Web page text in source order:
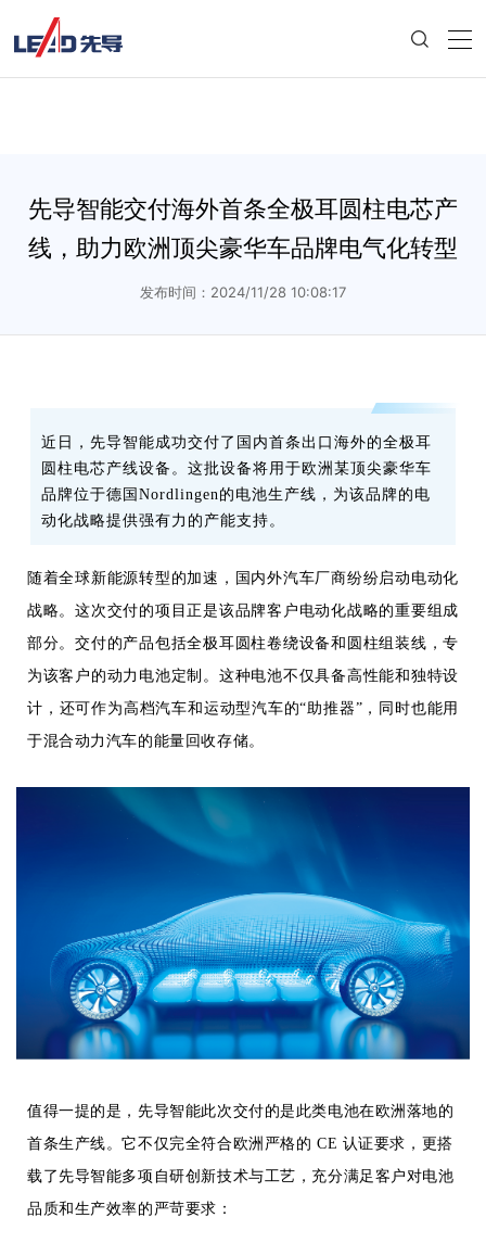
先导智能交付海外首条全极耳圆柱电芯产
线，助力欧洲顶尖豪华车品牌电气化转型
发布时间：2024/11/28 10:08:17
近日，先导智能成功交付了国内首条出口海外的全极耳
圆柱电芯产线设备。这批设备将用于欧洲某顶尖豪华车
品牌位于德国Nordlingen的电池生产线，为该品牌的电
动化战略提供强有力的产能支持。
随着全球新能源转型的加速，国内外汽车厂商纷纷启动电动化
战略。这次交付的项目正是该品牌客户电动化战略的重要组成
部分。交付的产品包括全极耳圆柱卷绕设备和圆柱组装线，专
为该客户的动力电池定制。这种电池不仅具备高性能和独特设
计，还可作为高档汽车和运动型汽车的“助推器”，同时也能用
于混合动力汽车的能量回收存储。
值得一提的是，先导智能此次交付的是此类电池在欧洲落地的
首条生产线。它不仅完全符合欧洲严格的 CE 认证要求，更搭
载了先导智能多项自研创新技术与工艺，充分满足客户对电池
品质和生产效率的严苛要求：